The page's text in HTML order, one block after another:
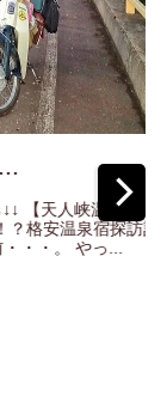
日目～【潜
体発見の